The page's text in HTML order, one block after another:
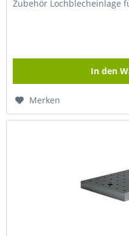
Zubehör Lochblecheinlage
In den
Merken